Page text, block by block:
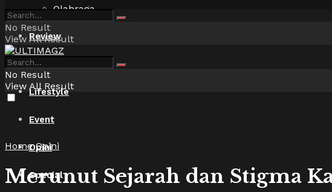
Olahraga
Review
IPTEK
Lifestyle
Event
Opini
Special
No Result
View All Result
No Result
View All Result
Home Opini
Merunut Sejarah dan Stigma